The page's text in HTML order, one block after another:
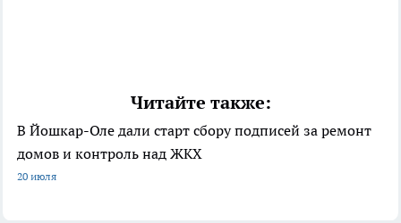
Читайте также:
В Йошкар-Оле дали старт сбору подписей за ремонт
домов и контроль над ЖКХ
20 июля